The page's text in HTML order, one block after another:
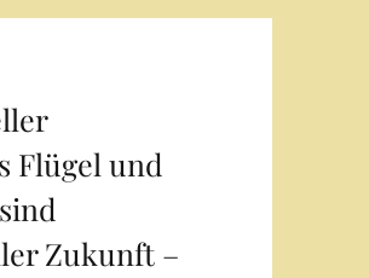
Flügel und
Zukunft –